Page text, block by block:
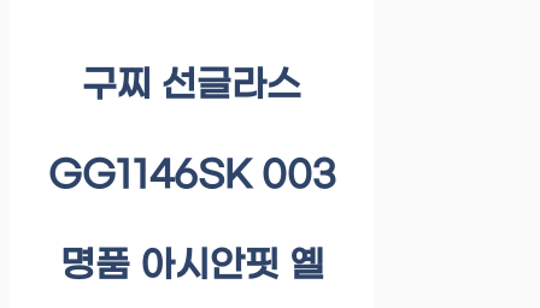
구찌 선글라스
GG1146SK 003
명품 아시안핏 옐